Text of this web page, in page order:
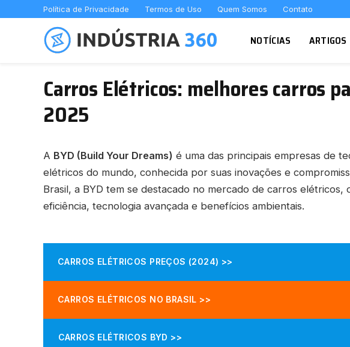
Política de Privacidade Termos de Uso Quem Somos Contato
NOTÍCIAS ARTIGOS
Carros Elétricos: melhores carros
2025
A BYD (Build Your Dreams) é uma das principais empresas de
elétricos do mundo, conhecida por suas inovações e
Brasil, a BYD tem se destacado no mercado de carros
eficiência, tecnologia avançada e benefícios ambientais.
CARROS ELÉTRICOS PREÇOS (2024) >>
CARROS ELÉTRICOS NO BRASIL >>
CARROS ELÉTRICOS BYD >>